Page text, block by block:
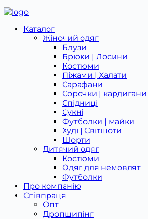
Каталог
Жіночий одяг
Блузи
Брюки | Лосини
Костюми
Піжами | Халати
Сарафани
Сорочки | кардигани
Спідниці
Сукні
Футболки | майки
Худі | Світшоти
Шорти
Дитячий одяг
Костюми
Одяг для немовлят
Футболки
Про компанію
Співпраця
Опт
Дропшипінг